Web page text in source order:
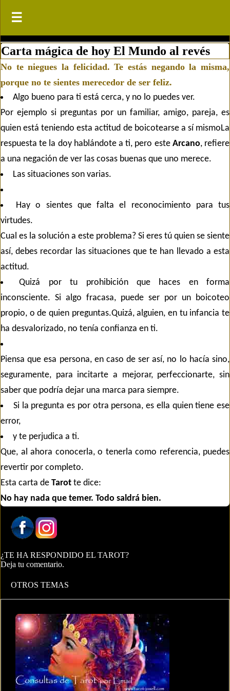
☰
Carta mágica de hoy El Mundo al revés
No te niegues la felicidad. Te estás negando la misma,
porque no te sientes merecedor de ser feliz.
Algo bueno para ti está cerca, y no lo puedes ver.
Por ejemplo si preguntas por un familiar, amigo, pareja, es
quien está teniendo esta actitud de boicotearse a sí mismoLa
respuesta te la doy hablándote a ti, pero este Arcano, refiere
a una negación de ver las cosas buenas que uno merece.
Las situaciones son varias.
Hay o sientes que falta el reconocimiento para tus
virtudes.
Cual es la solución a este problema? Si eres tú quien se siente
así, debes recordar las situaciones que te han llevado a esta
actitud.
Quizá por tu prohibición que haces en forma
inconsciente. Si algo fracasa, puede ser por un boicoteo
propio, o de quien preguntas.Quizá, alguien, en tu infancia te
ha desvalorizado, no tenía confianza en ti.
Piensa que esa persona, en caso de ser así, no lo hacía sino,
seguramente, para incitarte a mejorar, perfeccionarte, sin
saber que podría dejar una marca para siempre.
Si la pregunta es por otra persona, es ella quien tiene ese
error,
y te perjudica a ti.
Que, al ahora conocerla, o tenerla como referencia, puedes
revertir por completo.
Esta carta de Tarot te dice:
No hay nada que temer. Todo saldrá bien.
¿TE HA RESPONDIDO EL TAROT?
Deja tu comentario.
OTROS TEMAS
☰